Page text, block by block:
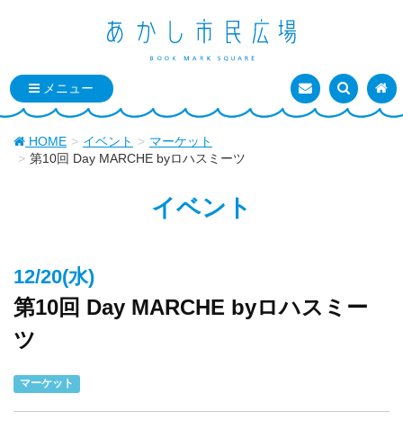
お問い合わせ
検索を表
ト
HOME イベント
マーケット
第10回 Day MARCHE byロハスミーツ
イベント
12/20(水)
第10回 Day MARCHE byロハスミー
ツ
マーケット